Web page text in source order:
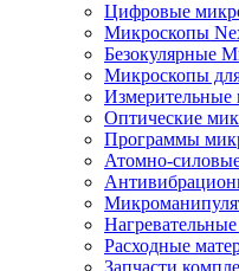
Цифровые
Микроскопы
Безокулярные
Микроскопы
Измерительные
Оптические
Программы
Атомно-
Расходные
Запчасти